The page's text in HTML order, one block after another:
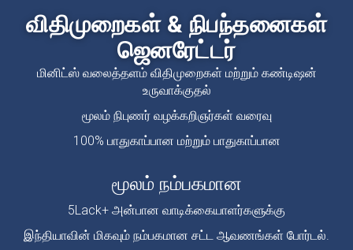
விதிமுறைகள் & நிபந்தனைகள்
ஜெனரேட்டர்
மினிட்ஸ் வலைத்தளம் விதிமுறைகள் மற்றும் கண்டிஷன்
உருவாக்குதல்
மூலம் நிபுணர் வழக்கறிஞர்கள் வரைவு
100% பாதுகாப்பான மற்றும் பாதுகாப்பான
மூலம் நம்பகமான
5Lack+ அன்பான வாடிக்கையாளர்களுக்கு
இந்தியாவின் மிகவும் நம்பகமான சட்ட ஆவணங்கள் போர்டல்.